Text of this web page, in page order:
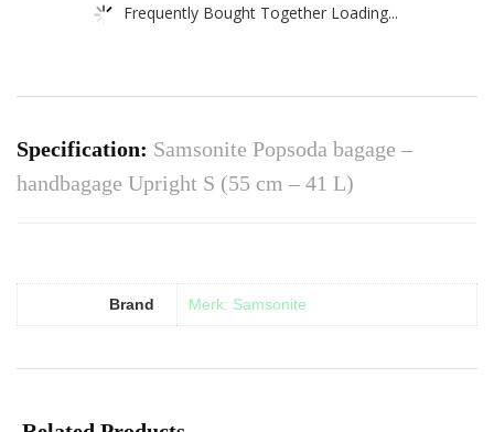
Frequently Bought Together Loading...
Specification: Samsonite Popsoda bagage –
handbagage Upright S (55 cm – 41 L)
Brand Merk: Samsonite